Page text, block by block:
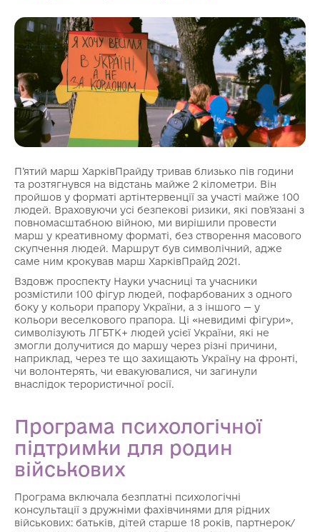
П’ятий марш ХарківПрайду тривав близько пів години
та розтягнувся на відстань майже 2 кілометри. Він
пройшов у форматі артінтервенції за участі майже 100
людей. Враховуючи усі безпекові ризики, які пов’язані з
повномасштабною війною, ми вирішили провести
марш у креативному форматі, без створення масового
скупчення людей. Маршрут був символічний, адже
саме ним крокував марш ХарківПрайд 2021.
Вздовж проспекту Науки учасниці та учасники
розмістили 100 фігур людей, пофарбованих з одного
боку у кольори прапору України, а з іншого — у
кольори веселкового прапора. Ці «невидимі фігури»,
символізують ЛГБТК+ людей усієї України, які не
змогли долучитися до маршу через різні причини,
наприклад, через те що захищають Україну на фронті,
чи волонтерять, чи евакуювалися, чи загинули
внаслідок терористичної росії.
Програма психологічної
підтримки для родин
військових
Програма включала безплатні психологічні
консультації з дружніми фахівчинями для рідних
військових: батьків, дітей старше 18 років, партнерок/